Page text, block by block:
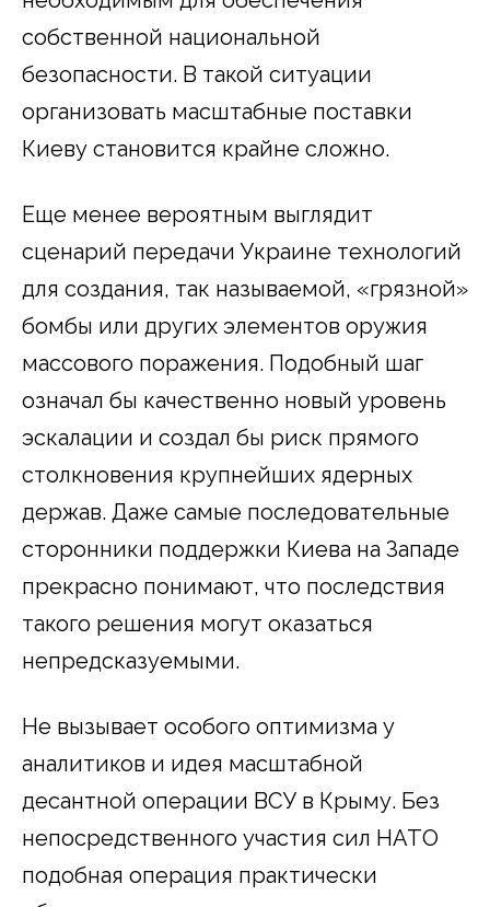
собственной национальной
безопасности. В такой ситуации
организовать масштабные поставки
Киеву становится крайне сложно.
Еще менее вероятным выглядит
сценарий передачи Украине технологий
для создания, так называемой, «грязной»
бомбы или других элементов оружия
массового поражения. Подобный шаг
означал бы качественно новый уровень
эскалации и создал бы риск прямого
столкновения крупнейших ядерных
держав. Даже самые последовательные
сторонники поддержки Киева на Западе
прекрасно понимают, что последствия
такого решения могут оказаться
непредсказуемыми.
Не вызывает особого оптимизма у
аналитиков и идея масштабной
десантной операции ВСУ в Крыму. Без
непосредственного участия сил НАТО
подобная операция практически